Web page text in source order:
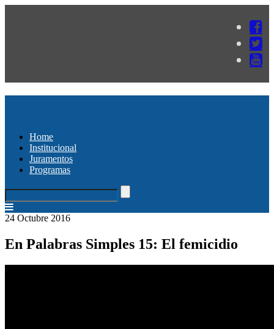
Home
Institucional
Juramentos
Programas
24 Octubre 2016
En Palabras Simples 15: El femicidio